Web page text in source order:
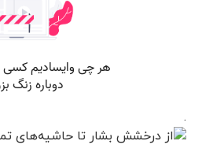
.